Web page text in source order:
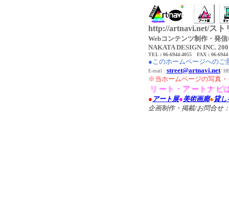
http://artnavi.net/スト
Webコンテンツ制作・発
NAKATA DESIGN INC.
TEL : 06-6944-4055 FAX : 06-
●このホームページへのご
E-mail : street@artnavi.net/
※当ホームページの写真
●ストリート・アートナビは
● アート展●美術画廊● 貸
企画制作・掲載/お問合せ